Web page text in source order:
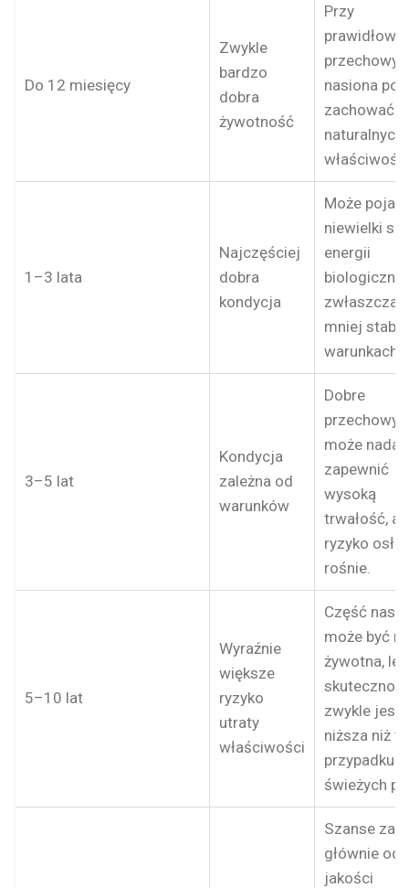
Do 12 miesięcy
Zwykle
bardzo
dobra
żywotność
Przy
nasiona
zachować
naturalnych
1–3 lata
Najczęściej
dobra
kondycja
Może
niewielki
energii
zwłaszcza
mniej
warunkach.
3–5 lat
Kondycja
zależna od
warunków
Dobre
może nadal
zapewnić
wysoką
trwałość,
ryzyko
rośnie.
5–10 lat
Wyraźnie
większe
ryzyko
utraty
właściwości
Część
może być
żywotna,
zwykle jest
niższa niż w
przypadku
świeżych
Szanse
głównie od
jakości